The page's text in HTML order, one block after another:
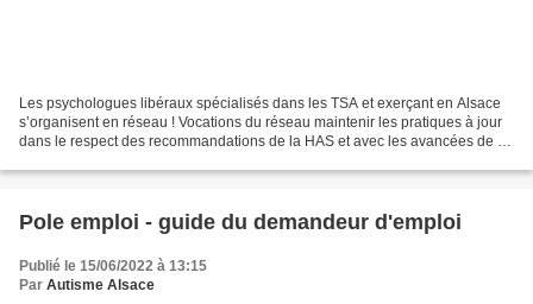
Les psychologues libéraux spécialisés dans les TSA et exerçant en Alsace
s’organisent en réseau ! Vocations du réseau maintenir les pratiques à jour
dans le respect des recommandations de la HAS et avec les avancées de la
Pole emploi - guide du demandeur d'emploi
Publié le 15/06/2022 à 13:15
Par Autisme Alsace